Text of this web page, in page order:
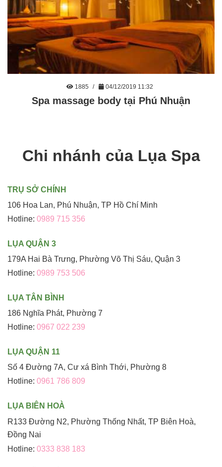
1885 04/12/2019 11:32
Spa massage body tại Phú Nhuận
Chi nhánh của Lụa Spa
TRỤ SỞ CHÍNH
106 Hoa Lan, Phú Nhuận, TP Hồ Chí Minh
Hotline: 0989 715 356
LỤA QUẬN 3
179A Hai Bà Trưng, Phường Võ Thị Sáu, Quận 3
Hotline: 0989 753 506
LỤA TÂN BÌNH
186 Nghĩa Phát, Phường 7
Hotline: 0967 022 239
LỤA QUẬN 11
Số 4 Đường 7A, Cư xá Bình Thới, Phường 8
Hotline: 0961 786 809
LỤA BIÊN HOÀ
R133 Đường N2, Phường Thống Nhất, TP Biên Hoà,
Đồng Nai
Hotline: 0333 838 183